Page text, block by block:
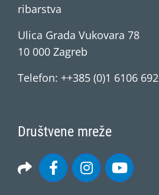
ribarstva
Ulica Grada Vukovara 78
10 000 Zagreb
Telefon: ++385 (0)1 6106 692
Društvene mreže